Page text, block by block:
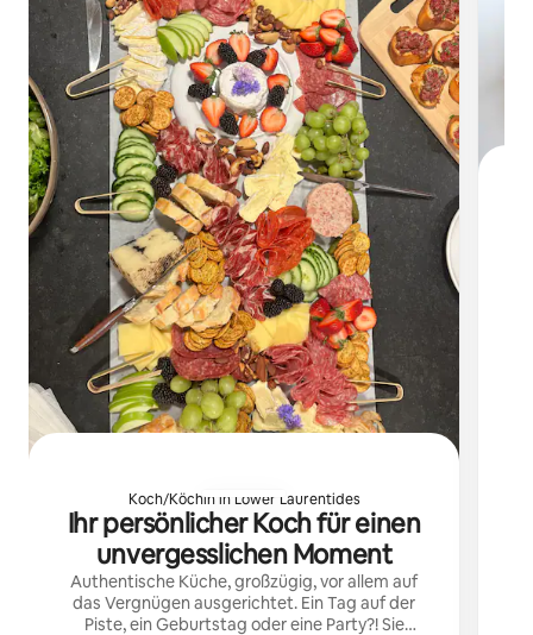
Koch/Köchin in Lower Laurentides
Ihr persönlicher Koch für einen
unvergesslichen Moment
Authentische Küche, großzügig, vor allem auf
das Vergnügen ausgerichtet. Ein Tag auf der
Piste, ein Geburtstag oder eine Party?! Sie